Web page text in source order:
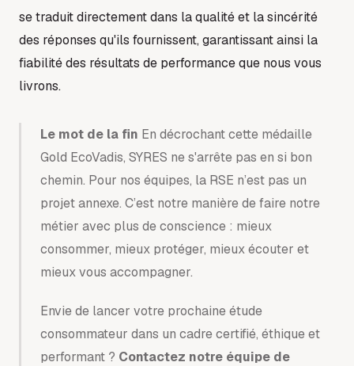
se traduit directement dans la qualité et la sincérité
des réponses qu'ils fournissent, garantissant ainsi la
fiabilité des résultats de performance que nous vous
livrons.
Le mot de la fin En décrochant cette médaille
Gold EcoVadis, SYRES ne s'arrête pas en si bon
chemin. Pour nos équipes, la RSE n’est pas un
projet annexe. C’est notre manière de faire notre
métier avec plus de conscience : mieux
consommer, mieux protéger, mieux écouter et
mieux vous accompagner.
Envie de lancer votre prochaine étude
consommateur dans un cadre certifié, éthique et
performant ? Contactez notre équipe de